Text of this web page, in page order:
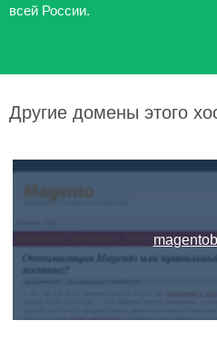
всей России.
Другие домены этого